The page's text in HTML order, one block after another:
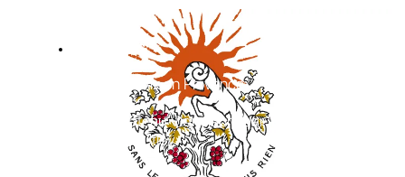
ACTUALITES
AOP Coteaux d’Aix en Provence
Reprise du Château Vignelaure par l’entrepreneur
britannique Neil Utley